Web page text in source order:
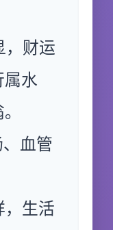
，财运
属水
血管
，生活